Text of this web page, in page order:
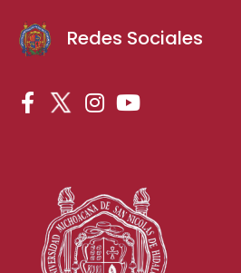
Redes Sociales